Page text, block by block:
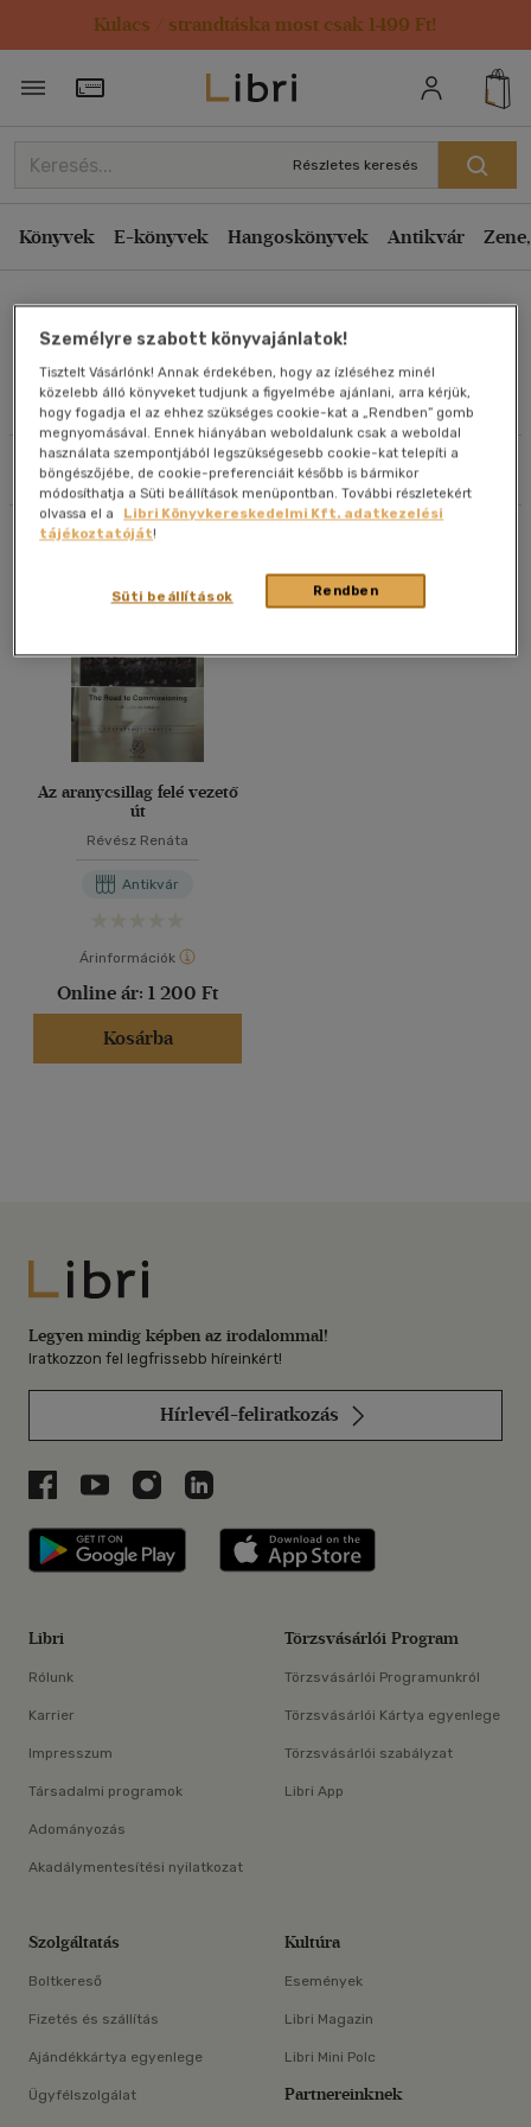
Kulacs / strandtáska most csak 1499 Ft!
Törzsvásárlói Kártya adatai
Részletes keresés
Könyvek E-könyvek Hangoskönyvek Antikvár
Révész Renáta
Művei
Szűrés Rendezés
Rendezés
Kiadás éve szerint csökkenő
Ár szerint csökkenő
Eladott darabszám szerint csökkenő
Eladott darabszám szerint növekvő
Cím szerint A-Z
Szerző szerint A-Z
Megjelenítés
20 db / oldal
Alkalmaz
Az aranycsillag felé vezető
út
Révész Renáta
Antikvár
Árinformációk
Online ár: 1 200 Ft
Kosárba
Libri
Legyen mindig képben az irodalommal!
Iratkozzon fel legfrissebb híreinkért!
Hírlevél-feliratkozás
Libri a Facebookon
Libri a Youtube-on
Libri az Instagramon
Libri a LinkedInen
Libri applikáció Szerezd meg: Google
Libri
Rólunk
Karrier
Impresszum
Társadalmi programok
Adományozás
Akadálymentesítési nyilatkozat
Törzsvásárlói Program
Törzsvásárlói Programunkról
Törzsvásárlói Kártya egyenlege
Törzsvásárlói szabályzat
Libri App
Szolgáltatás
Boltkereső
Fizetés és szállítás
Ajándékkártya egyenlege
Ügyfélszolgálat
Kultúra
Események
Libri Magazin
Libri Mini Polc
Partnereinknek
Személyre szabott könyvajánlatok!
Tisztelt Vásárlónk! Annak érdekében, hogy az ízléséhez minél
közelebb álló könyveket tudjunk a figyelmébe ajánlani, arra kérjük,
hogy fogadja el az ehhez szükséges cookie-kat a „Rendben” gomb
megnyomásával. Ennek hiányában weboldalunk csak a weboldal
használata szempontjából legszükségesebb cookie-kat telepíti a
böngészőjébe, de cookie-preferenciáit később is bármikor
módosíthatja a Süti beállítások menüpontban. További részletekért
olvassa el a
Libri Könyvkereskedelmi Kft. adatkezelési
tájékoztatóját!
Rendben
Süti beállítások